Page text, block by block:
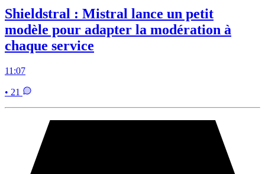
Shieldstral : Mistral lance un petit
modèle pour adapter la modération à
chaque service
11:07
• 21